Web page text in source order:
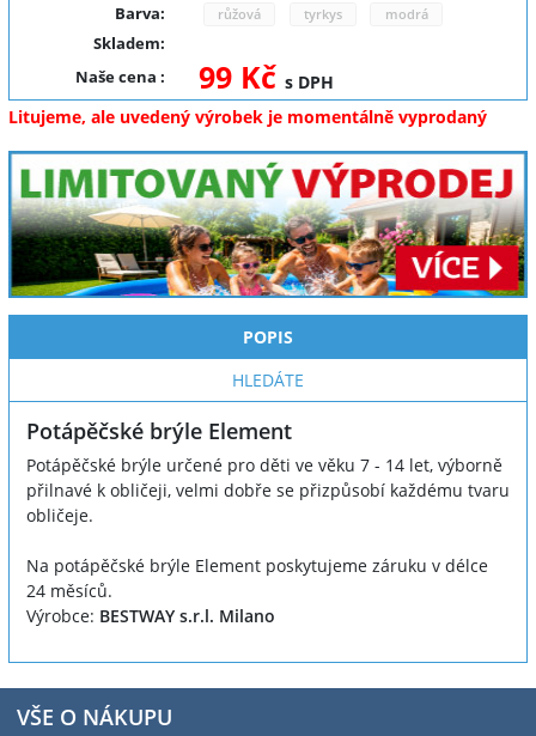
Barva:
růžová tyrkys modrá
Skladem:
Naše cena : 99 Kč s DPH
Litujeme, ale uvedený výrobek je momentálně vyprodaný
POPIS
HLEDÁTE
Potápěčské brýle Element
Potápěčské brýle určené pro děti ve věku 7 - 14 let, výborně
přilnavé k obličeji, velmi dobře se přizpůsobí každému tvaru
obličeje.
Na potápěčské brýle Element poskytujeme záruku v délce
24 měsíců.
Výrobce: BESTWAY s.r.l. Milano
VŠE O NÁKUPU